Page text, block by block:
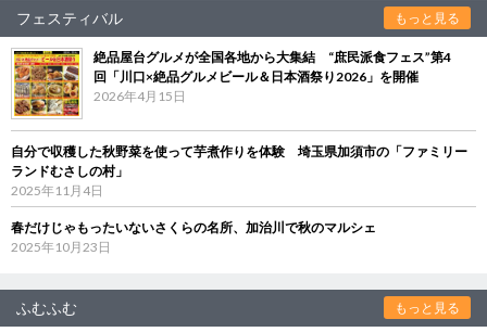
フェスティバル もっと見る
絶品屋台グルメが全国各地から大集結 “庶民派食フェス”第4
回「川口×絶品グルメビール＆日本酒祭り2026」を開催
2026年4月15日
自分で収穫した秋野菜を使って芋煮作りを体験 埼玉県加須市の「ファミリー
ランドむさしの村」
2025年11月4日
春だけじゃもったいないさくらの名所、加治川で秋のマルシェ
2025年10月23日
ふむふむ もっと見る